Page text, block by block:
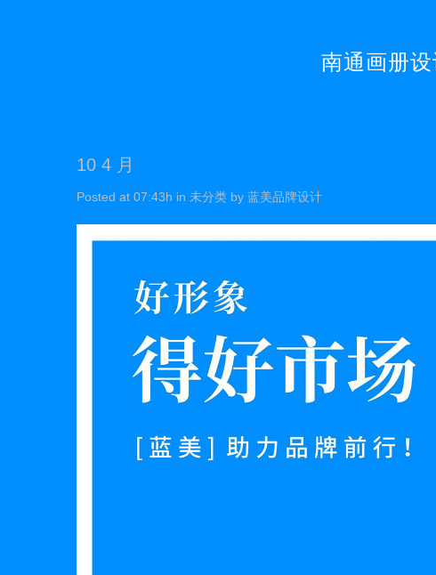
南通画册
10 4 月
Posted at 07:43h in 未分类 by 蓝美品牌设计